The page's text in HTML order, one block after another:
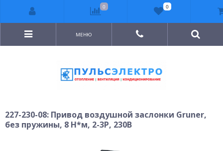
МЕНЮ
227-230-08: Привод воздушной заслонки Gruner,
без пружины, 8 Н*м, 2-3P, 230В
0 0